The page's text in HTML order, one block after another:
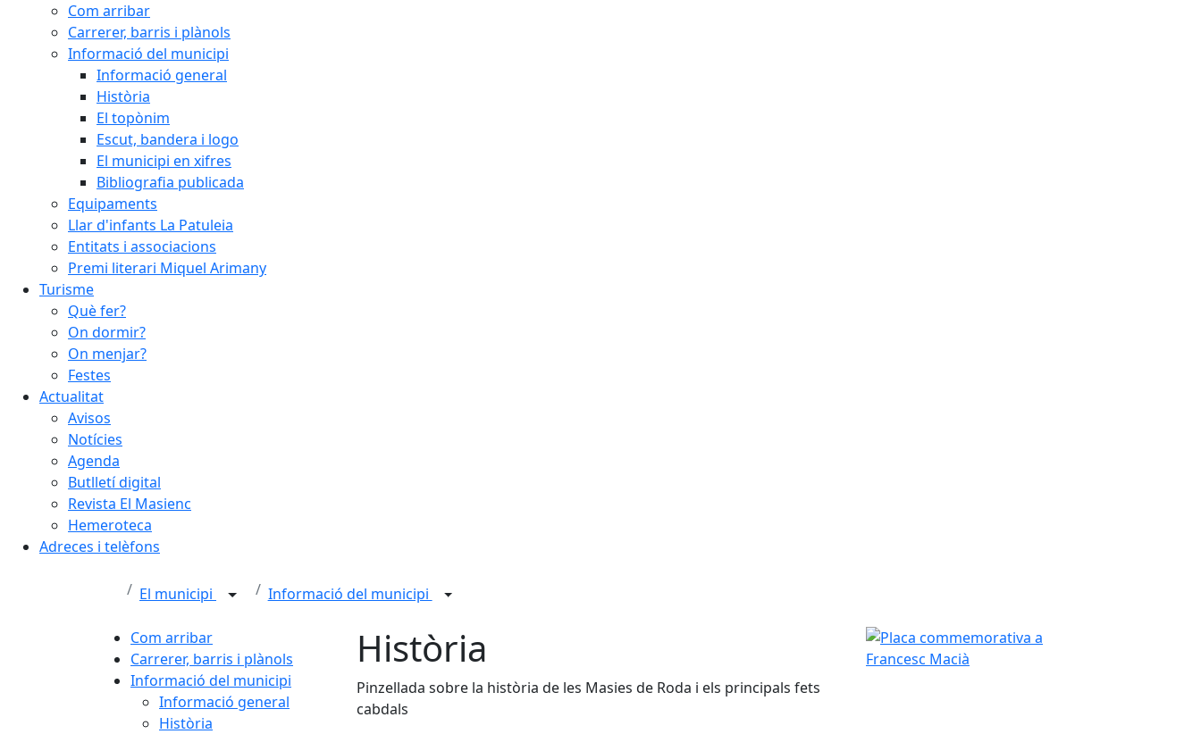
Com arribar
Carrerer, barris i plànols
Informació del municipi
Informació general
Història
El topònim
Escut, bandera i logo
El municipi en xifres
Bibliografia publicada
Equipaments
Llar d'infants La Patuleia
Entitats i associacions
Premi literari Miquel Arimany
Turisme
Què fer?
On dormir?
On menjar?
Festes
Actualitat
Avisos
Notícies
Agenda
Butlletí digital
Revista El Masienc
Hemeroteca
Adreces i telèfons
El municipi Informació del municipi
Com arribar
Carrerer, barris i plànols
Informació del municipi
Informació general
Història
Història
Pinzellada sobre la història de les Masies de Roda i els principals fets
cabdals
Placa commemorativa a Francesc Macià